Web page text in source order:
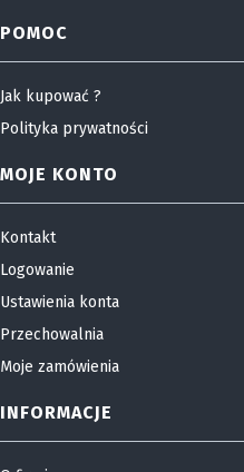
POMOC
Jak kupować ?
Polityka prywatności
MOJE KONTO
Kontakt
Logowanie
Ustawienia konta
Przechowalnia
Moje zamówienia
INFORMACJE